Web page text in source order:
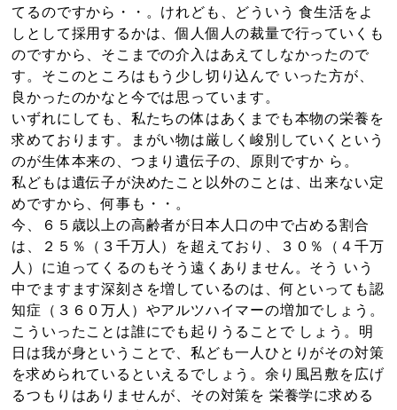
てるのですから・・。けれども、どういう 食生活をよ
しとして採用するかは、個人個人の裁量で行っていくも
のですから、そこまでの介入はあえてしなかったので
す。そこのところはもう少し切り込んで いった方が、
良かったのかなと今では思っています。
いずれにしても、私たちの体はあくまでも本物の栄養を
求めております。まがい物は厳しく峻別していくという
のが生体本来の、つまり遺伝子の、原則ですか ら。
私どもは遺伝子が決めたこと以外のことは、出来ない定
めですから、何事も・・。
今、６５歳以上の高齢者が日本人口の中で占める割合
は、２５％（３千万人）を超えており、３０％（４千万
人）に迫ってくるのもそう遠くありません。そう いう
中でますます深刻さを増しているのは、何といっても認
知症（３６０万人）やアルツハイマーの増加でしょう。
こういったことは誰にでも起りうることで しょう。明
日は我が身ということで、私ども一人ひとりがその対策
を求められているといえるでしょう。余り風呂敷を広げ
るつもりはありませんが、その対策を 栄養学に求める